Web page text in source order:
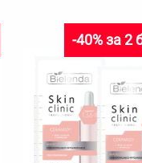
-40% за 2